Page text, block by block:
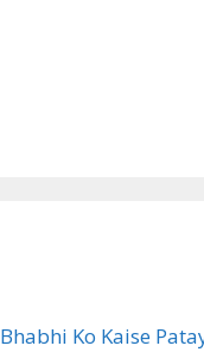
Bhabhi Ko Kaise